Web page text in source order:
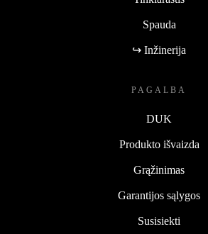
Spauda
↪ Inžinerija
PAGALBA
DUK
Produkto išvaizda
Grąžinimas
Garantijos sąlygos
Susisiekti